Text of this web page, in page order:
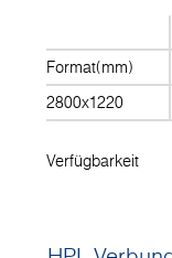
Format(mm)
2800x1220
Verfügbarkeit